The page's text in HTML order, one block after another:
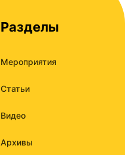
Разделы
Мероприятия
Статьи
Видео
Архивы